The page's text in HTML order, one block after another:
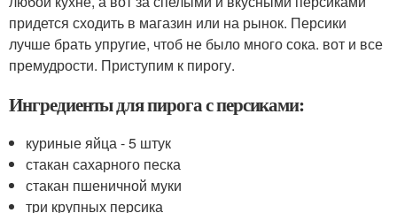
придется сходить в магазин или на рынок. Персики
лучше брать упругие, чтоб не было много сока. вот и все
премудрости. Приступим к пирогу.
Ингредиенты для пирога с персиками:
куриные яйца - 5 штук
стакан сахарного песка
стакан пшеничной муки
три крупных персика